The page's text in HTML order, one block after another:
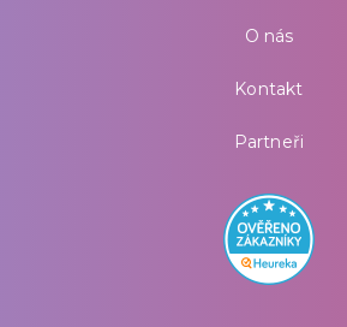
O nás
Kontakt
Partneři